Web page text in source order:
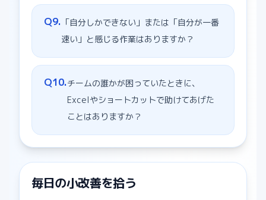
Q9. 「自分しかできない」または「自分が一番
速い」と感じる作業はありますか？
Q10.チームの誰かが困っていたときに、
Excelやショートカットで助けてあげた
ことはありますか？
毎日の小改善を拾う